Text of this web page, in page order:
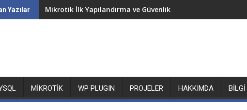
Yazılar Mikrotik İlk Yapılandırma ve Güvenlik
MIKROTIK WP PLUGIN PROJELER HAKKIMDA